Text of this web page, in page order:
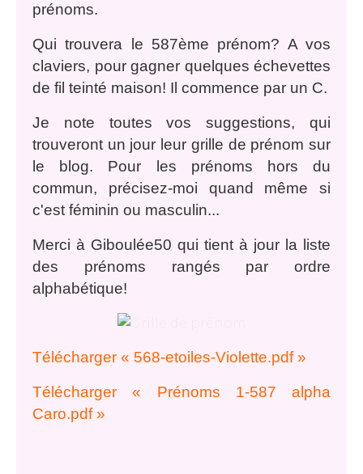
prénoms.
Qui trouvera le 587ème prénom? A vos
claviers, pour gagner quelques échevettes
de fil teinté maison! Il commence par un C.
Je note toutes vos suggestions, qui
trouveront un jour leur grille de prénom sur
le blog. Pour les prénoms hors du
commun, précisez-moi quand même si
c'est féminin ou masculin...
Merci à Giboulée50 qui tient à jour la liste
des prénoms rangés par ordre
alphabétique!
Télécharger « 568-etoiles-Violette.pdf »
Télécharger « Prénoms 1-587 alpha
Caro.pdf »